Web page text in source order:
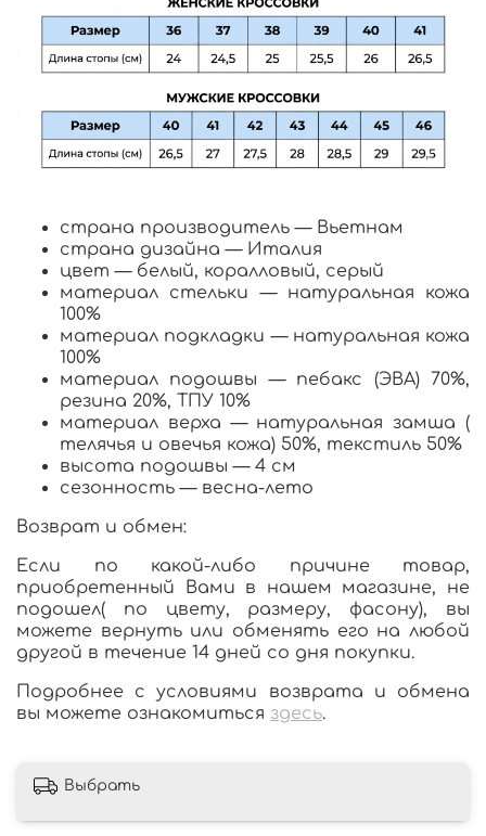
страна производитель — Вьетнам
страна дизайна — Италия
цвет — белый, коралловый, серый
материал стельки — натуральная кожа
100%
материал подкладки — натуральная кожа
100%
материал подошвы — пебакс (ЭВА) 70%,
резина 20%, ТПУ 10%
материал верха — натуральная замша (
телячья и овечья кожа) 50%, текстиль 50%
высота подошвы — 4 см
сезонность — весна-лето
Возврат и обмен:
Если по какой-либо причине товар,
приобретенный Вами в нашем магазине, не
подошел( по цвету, размеру, фасону), вы
можете вернуть или обменять его на любой
другой в течение 14 дней со дня покупки.
Подробнее с условиями возврата и обмена
вы можете ознакомиться здесь.
Выбрать